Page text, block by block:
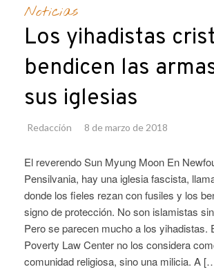
Noticias
Los yihadistas
bendicen las
sus iglesias
Redacción 8 de marzo de 2018
El reverendo Sun Myung Moon En
Pensilvania, hay una iglesia fascista,
donde los fieles rezan con fusiles y los
signo de protección. No son islamistas
Pero se parecen mucho a los yihadistas.
Poverty Law Center no los considera
comunidad religiosa, sino una milicia. A